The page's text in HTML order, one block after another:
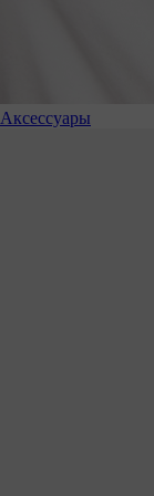
Аксессуары